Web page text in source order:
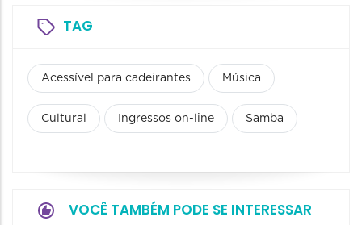
TAG
Acessível para cadeirantes Música
Cultural Ingressos on-line Samba
VOCÊ TAMBÉM PODE SE INTERESSAR